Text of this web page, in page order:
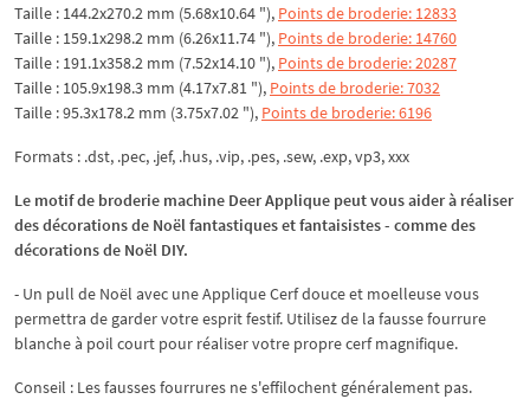
Taille : 144.2x270.2 mm (5.68x10.64 "), Points de broderie: 12833
Taille : 159.1x298.2 mm (6.26x11.74 "), Points de broderie: 14760
Taille : 191.1x358.2 mm (7.52x14.10 "), Points de broderie: 20287
Taille : 105.9x198.3 mm (4.17x7.81 "), Points de broderie: 7032
Taille : 95.3x178.2 mm (3.75x7.02 "), Points de broderie: 6196
Formats : .dst, .pec, .jef, .hus, .vip, .pes, .sew, .exp, vp3, xxx
Le motif de broderie machine Deer Applique peut vous aider à réaliser
des décorations de Noël fantastiques et fantaisistes - comme des
décorations de Noël DIY.
- Un pull de Noël avec une Applique Cerf douce et moelleuse vous
permettra de garder votre esprit festif. Utilisez de la fausse fourrure
blanche à poil court pour réaliser votre propre cerf magnifique.
Conseil : Les fausses fourrures ne s'effilochent généralement pas.